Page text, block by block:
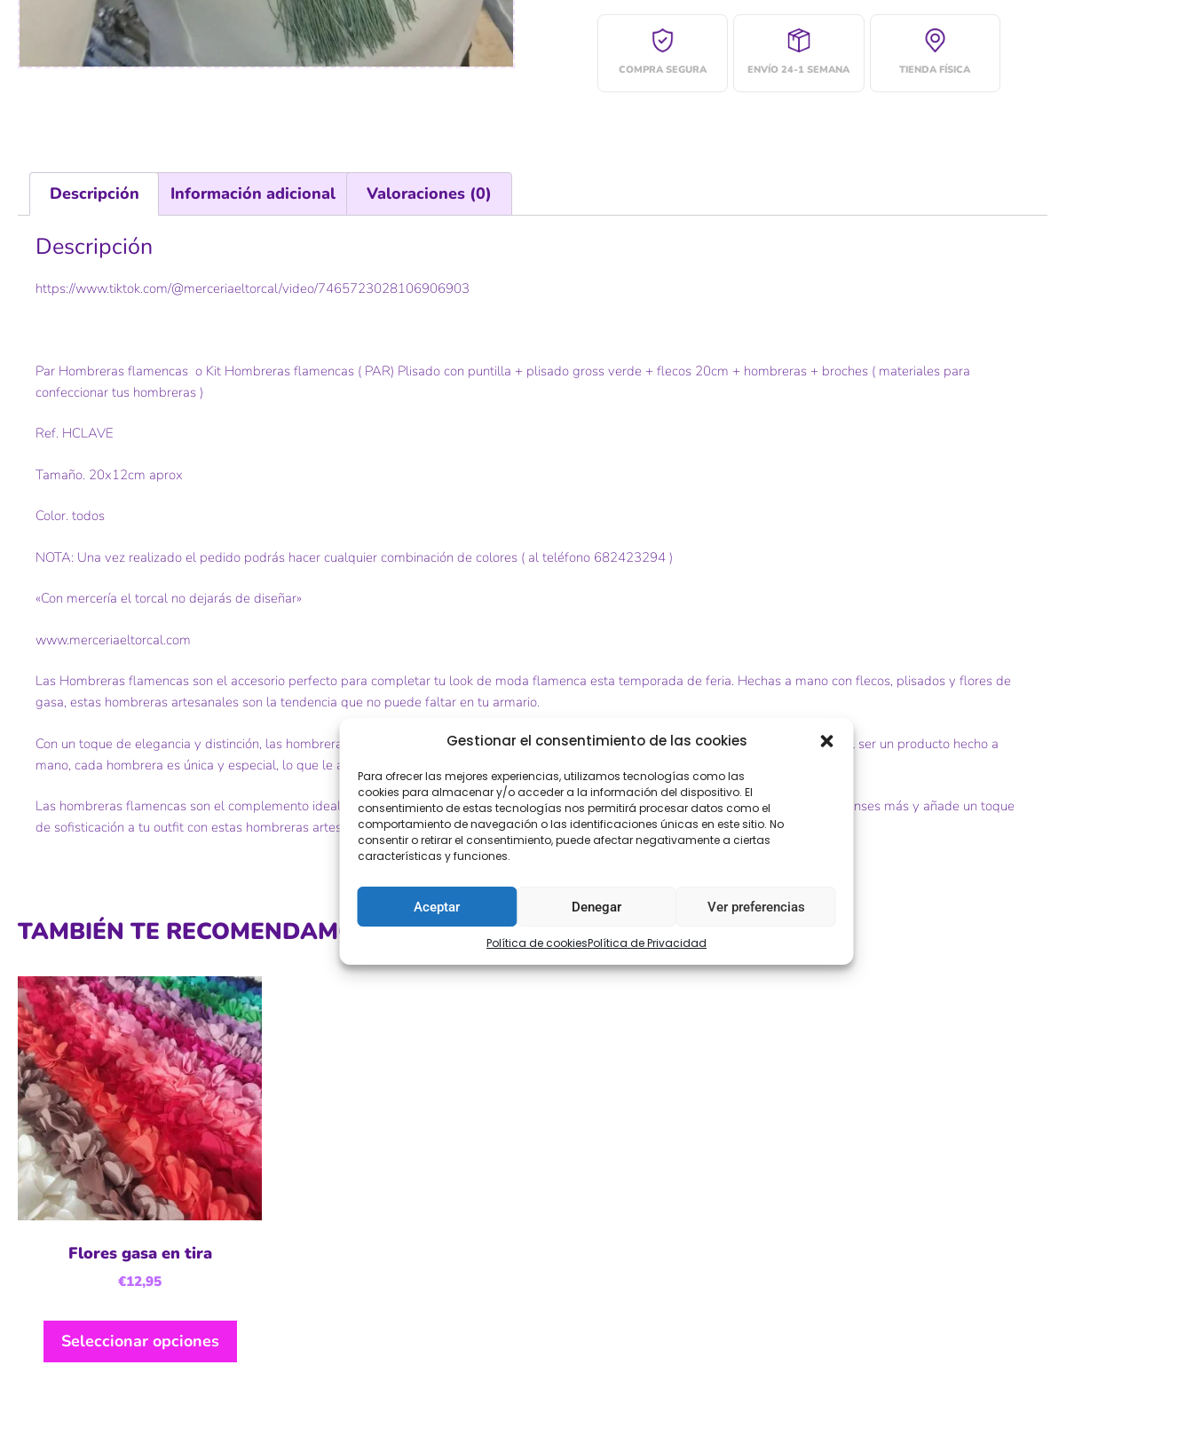
Gestionar el consentimiento de las cookies
Para ofrecer las mejores experiencias, utilizamos tecnologías como las
cookies para almacenar y/o acceder a la información del dispositivo. El
consentimiento de estas tecnologías nos permitirá procesar datos como el
comportamiento de navegación o las identificaciones únicas en este sitio. No
consentir o retirar el consentimiento, puede afectar negativamente a ciertas
características y funciones.
Aceptar Denegar Ver preferencias
Política de cookiesPolítica de Privacidad
COMPRA SEGURA ENVÍO 24-1 SEMANA TIENDA FÍSICA
Descripción Información adicional Valoraciones (0)
Descripción
https://www.tiktok.com/@merceriaeltorcal/video/7465723028106906903
Par Hombreras flamencas o Kit Hombreras flamencas ( PAR) Plisado con puntilla + plisado gross verde + flecos 20cm + hombreras + broches ( materiales para
confeccionar tus hombreras )
Ref. HCLAVE
Tamaño. 20x12cm aprox
Color. todos
NOTA: Una vez realizado el pedido podrás hacer cualquier combinación de colores ( al teléfono 682423294 )
«Con mercería el torcal no dejarás de diseñar»
www.merceriaeltorcal.com
Las Hombreras flamencas son el accesorio perfecto para completar tu look de moda flamenca esta temporada de feria. Hechas a mano con flecos, plisados y flores de
gasa, estas hombreras artesanales son la tendencia que no puede faltar en tu armario.
Con un toque de elegancia y distinción, las hombreras flamencas destacarán tu estilo único y te harán brillar en cualquier evento. Además, al ser un producto hecho a
mano, cada hombrera es única y especial, lo que le añade un valor añadido.
Las hombreras flamencas son el complemento ideal para lucir en ferias, romerías, festivales y cualquier evento de moda flamenca. No lo pienses más y añade un toque
de sofisticación a tu outfit con estas hombreras artesanales. ¡No te arrepentirás!
TAMBIÉN TE RECOMENDAMOS…
Flores gasa en tira
€12,95
Seleccionar opciones